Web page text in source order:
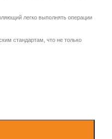
легко выполнять операции
стандартам, что не только